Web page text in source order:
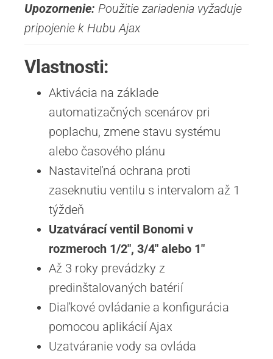
Upozornenie: Použitie zariadenia vyžaduje
pripojenie k Hubu Ajax
Vlastnosti:
Aktivácia na základe
automatizačných scenárov pri
poplachu, zmene stavu systému
alebo časového plánu
Nastaviteľná ochrana proti
zaseknutiu ventilu s intervalom až 1
týždeň
Uzatvárací ventil Bonomi v
rozmeroch 1/2″, 3/4″ alebo 1″
Až 3 roky prevádzky z
predinštalovaných batérií
Diaľkové ovládanie a konfigurácia
pomocou aplikácií Ajax
Uzatváranie vody sa ovláda